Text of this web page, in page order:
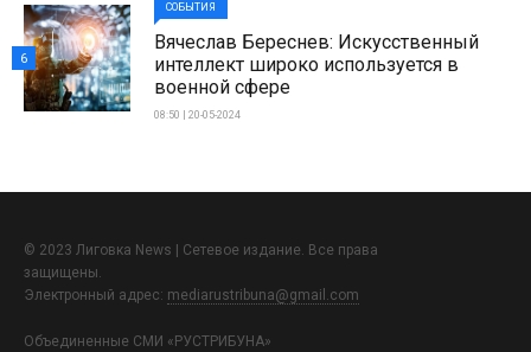
СОБЫТИЯ
Вячеслав Береснев: Искусственный
интеллект широко используется в
военной сфере
08:50 | 20-05-2024
6
© 2023 Лиговка News | Сетевое издание. Все права
защищены.
Электронный адрес: mediarustribuna@gmail.com
Объединенные СМИ «РУСТРИБУНА»